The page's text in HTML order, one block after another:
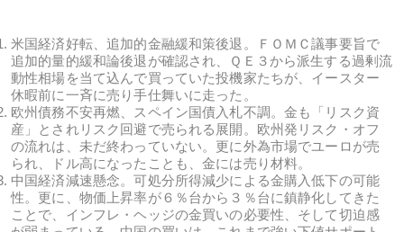
米国経済好転、追加的金融緩和策後退。ＦＯＭＣ議事要旨で
追加的量的緩和論後退が確認され、ＱＥ３から派生する過剰流
動性相場を当て込んで買っていた投機家たちが、イースター
休暇前に一斉に売り手仕舞いに走った。
欧州債務不安再燃、スペイン国債入札不調。金も「リスク資
産」とされリスク回避で売られる展開。欧州発リスク・オフ
の流れは、未だ終わっていない。更に外為市場でユーロが売
られ、ドル高になったことも、金には売り材料。
中国経済減速懸念。可処分所得減少による金購入低下の可能
性。更に、物価上昇率が６％台から３％台に鎮静化してきた
ことで、インフレ・ヘッジの金買いの必要性、そして切迫感